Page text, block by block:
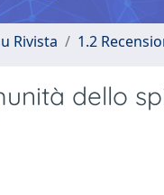
Rivista 1.2
dello